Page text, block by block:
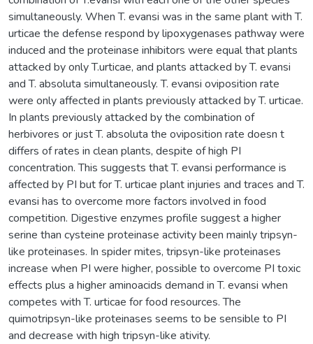
simultaneously. When T. evansi was in the same plant with T.
urticae the defense respond by lipoxygenases pathway were
induced and the proteinase inhibitors were equal that plants
attacked by only T.urticae, and plants attacked by T. evansi
and T. absoluta simultaneously. T. evansi oviposition rate
were only affected in plants previously attacked by T. urticae.
In plants previously attacked by the combination of
herbivores or just T. absoluta the oviposition rate doesn t
differs of rates in clean plants, despite of high PI
concentration. This suggests that T. evansi performance is
affected by PI but for T. urticae plant injuries and traces and T.
evansi has to overcome more factors involved in food
competition. Digestive enzymes profile suggest a higher
serine than cysteine proteinase activity been mainly tripsyn-
like proteinases. In spider mites, tripsyn-like proteinases
increase when PI were higher, possible to overcome PI toxic
effects plus a higher aminoacids demand in T. evansi when
competes with T. urticae for food resources. The
quimotripsyn-like proteinases seems to be sensible to PI
and decrease with high tripsyn-like ativity.